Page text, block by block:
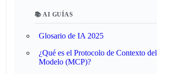
📚 AI GUÍAS
Glosario de IA 2025
¿Qué es el Protocolo de Contexto del
Modelo (MCP)?